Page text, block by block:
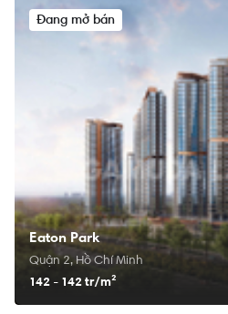
Đang mở bán
Eaton Park
Quận 2, Hồ Chí Minh
142 - 142 tr/m²